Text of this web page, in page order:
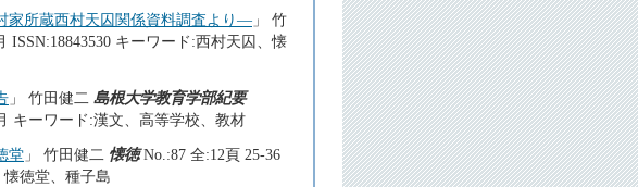
家所蔵西村天囚関係資料調査より― 」 竹
ISSN:18843530 キーワード:西村天囚、懐
」 竹田健二 島根大学教育学部紀要
キーワード:漢文、高等学校、教材
堂 」 竹田健二 懐徳No.:87 全:12頁 25-36
懐徳堂、種子島